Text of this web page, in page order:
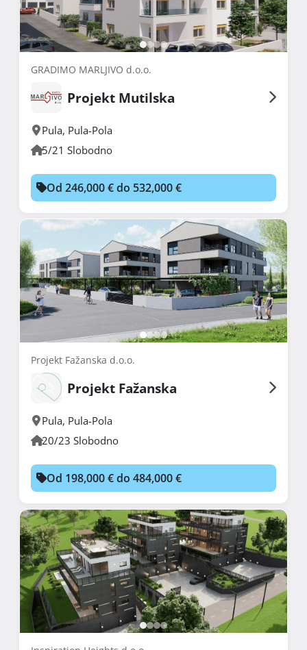
GRADIMO MARLJIVO d.o.o.
Projekt Mutilska
Pula, Pula-Pola
5/21 Slobodno
Od 246,000 € do 532,000 €
Projekt Fažanska d.o.o.
Projekt Fažanska
Pula, Pula-Pola
20/23 Slobodno
Od 198,000 € do 484,000 €